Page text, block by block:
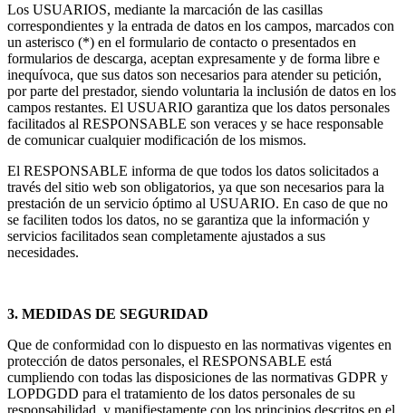
Los USUARIOS, mediante la marcación de las casillas
correspondientes y la entrada de datos en los campos, marcados con
un asterisco (*) en el formulario de contacto o presentados en
formularios de descarga, aceptan expresamente y de forma libre e
inequívoca, que sus datos son necesarios para atender su petición,
por parte del prestador, siendo voluntaria la inclusión de datos en los
campos restantes. El USUARIO garantiza que los datos personales
facilitados al RESPONSABLE son veraces y se hace responsable
de comunicar cualquier modificación de los mismos.
El RESPONSABLE informa de que todos los datos solicitados a
través del sitio web son obligatorios, ya que son necesarios para la
prestación de un servicio óptimo al USUARIO. En caso de que no
se faciliten todos los datos, no se garantiza que la información y
servicios facilitados sean completamente ajustados a sus
necesidades.
3. MEDIDAS DE SEGURIDAD
Que de conformidad con lo dispuesto en las normativas vigentes en
protección de datos personales, el RESPONSABLE está
cumpliendo con todas las disposiciones de las normativas GDPR y
LOPDGDD para el tratamiento de los datos personales de su
responsabilidad, y manifiestamente con los principios descritos en el